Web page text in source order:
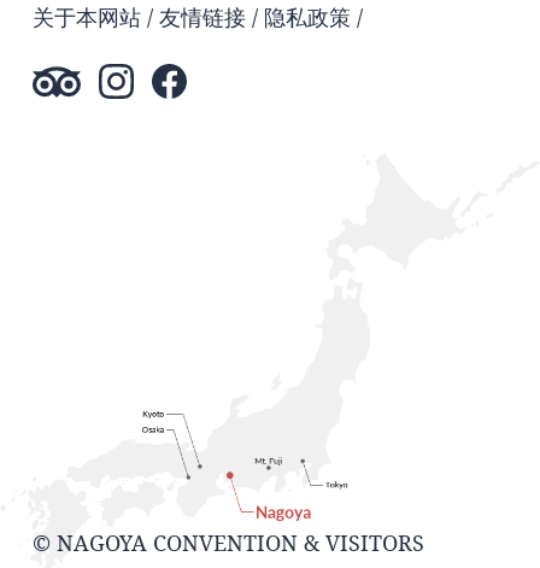
关于本网站 友情链接 隐私政策
© NAGOYA CONVENTION & VISITORS